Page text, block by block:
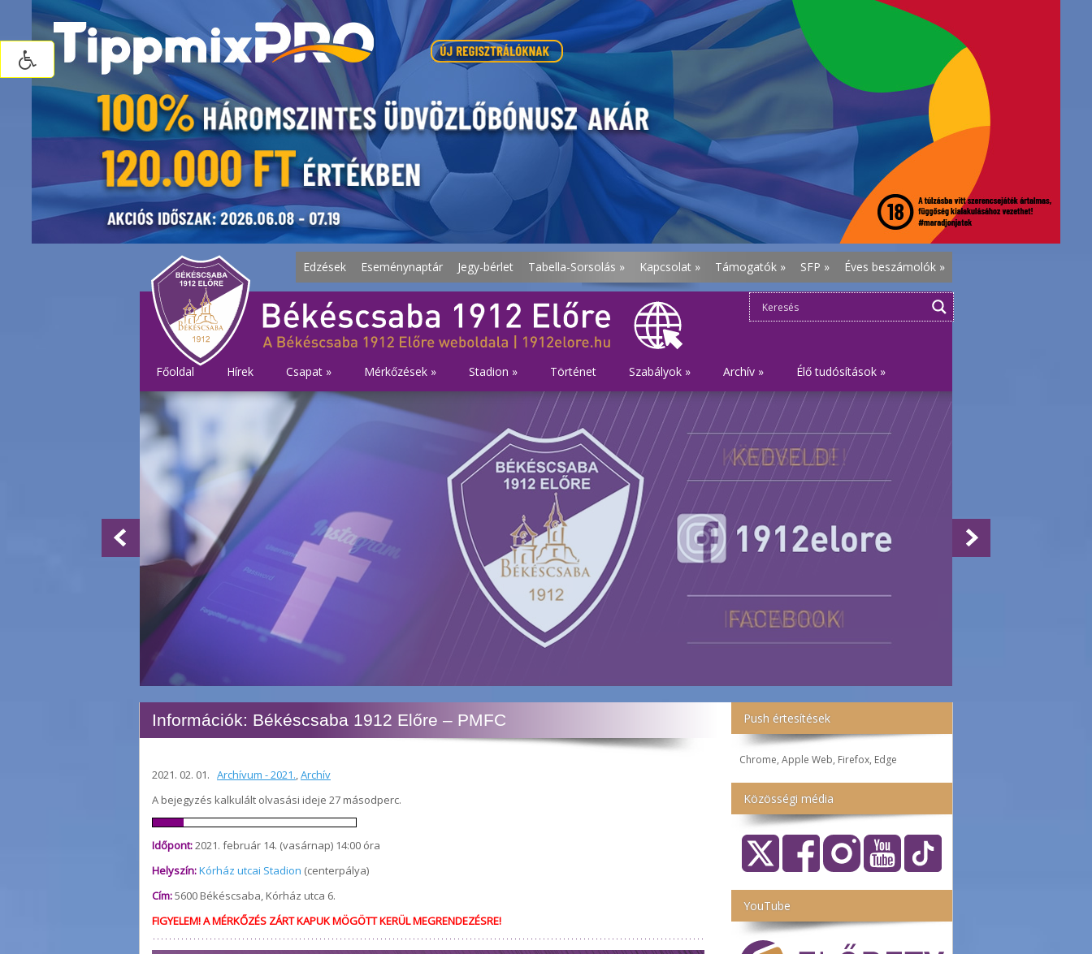
Edzések Eseménynaptár Jegy-bérlet Tabella-Sorsolás » Kapcsolat » Támogatók » SFP » Éves beszámolók »
Főoldal Hírek Csapat » Mérkőzések » Stadion » Történet Szabályok » Archív » Élő tudósítások »
Push értesítések
Chrome, Apple Web, Firefox, Edge
Közösségi média
YouTube
Információk: Békéscsaba 1912 Előre – PMFC
2021. 02. 01. Archívum - 2021.,Archív
A bejegyzés kalkulált olvasási ideje 27 másodperc.
Időpont:2021. február 14. (vasárnap) 14:00 óra
Helyszín:Kórház utcai Stadion (centerpálya)
Cím:5600 Békéscsaba, Kórház utca 6.
FIGYELEM! A MÉRKŐZÉS ZÁRT KAPUK MÖGÖTT KERÜL MEGRENDEZÉSRE!